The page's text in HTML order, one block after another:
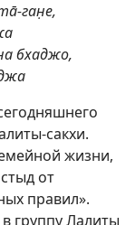
ган̣е,
бхаджо,
сакхи.
жизни,
от
правил».
в группу Лалиты